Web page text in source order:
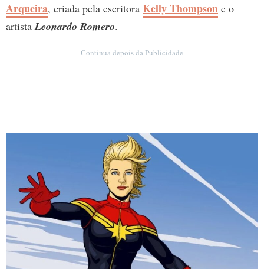
Arqueira, criada pela escritora Kelly Thompson e o
artistaLeonardo Romero.
– Continua depois da Publicidade –